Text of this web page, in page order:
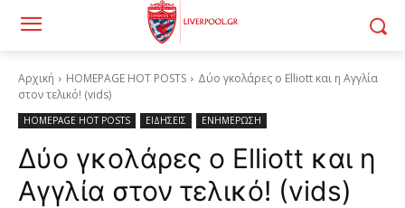
Αρχική HOMEPAGE HOT POSTS
Δύο γκολάρες ο Elliott και η Αγγλία
στον τελικό! (vids)
HOMEPAGE HOT POSTS ΕΙΔΗΣΕΙΣ ΕΝΗΜΕΡΩΣΗ
Δύο γκολάρες ο Elliott και η
Αγγλία στον τελικό! (vids)